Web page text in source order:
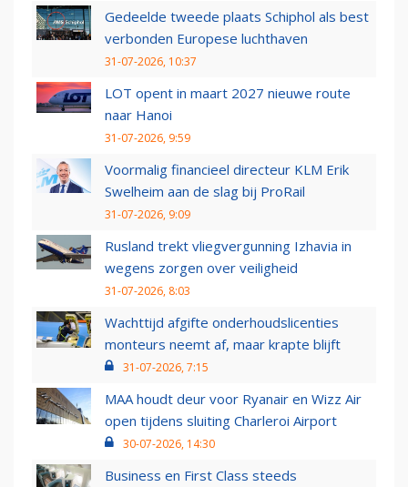
Gedeelde tweede plaats Schiphol als best
verbonden Europese luchthaven
31-07-2026, 10:37
LOT opent in maart 2027 nieuwe route
naar Hanoi
31-07-2026, 9:59
Voormalig financieel directeur KLM Erik
Swelheim aan de slag bij ProRail
31-07-2026, 9:09
Rusland trekt vliegvergunning Izhavia in
wegens zorgen over veiligheid
31-07-2026, 8:03
Wachttijd afgifte onderhoudslicenties
monteurs neemt af, maar krapte blijft
31-07-2026, 7:15
MAA houdt deur voor Ryanair en Wizz Air
open tijdens sluiting Charleroi Airport
30-07-2026, 14:30
Business en First Class steeds